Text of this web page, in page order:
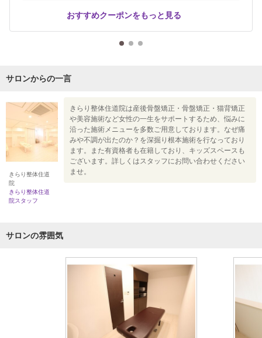
おすすめクーポンをもっと見る
サロンからの一言
きらり整体住道
院
きらり整体住道
院スタッフ
きらり整体住道院は産後骨盤矯正・骨盤矯正・猫背矯正
や美容施術など女性の一生をサポートするため、悩みに
沿った施術メニューを多数ご用意しております。なぜ痛
みや不調が出たのか？を深掘り根本施術を行なっており
ます。また有資格者も在籍しており、キッズスペースも
ございます。詳しくはスタッフにお問い合わせください
ませ。
サロンの雰囲気